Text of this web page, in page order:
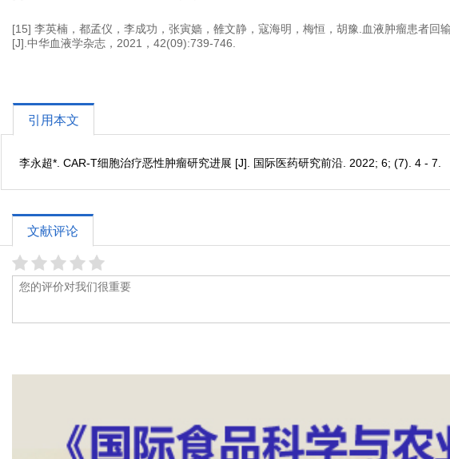
[15] 李英楠，都孟仪，李成功，张寅嫱，雒文静，寇海明，梅恒，胡豫.血液肿瘤患者回
[J].中华血液学杂志，2021，42(09):739-746.
引用本文
李永超*. CAR-T细胞治疗恶性肿瘤研究进展 [J]. 国际医药研究前沿. 2022; 6; (7). 4 - 7.
文献评论